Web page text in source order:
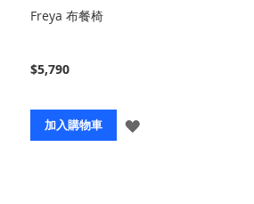
Freya 布餐椅
$5,790
加入購物車
登